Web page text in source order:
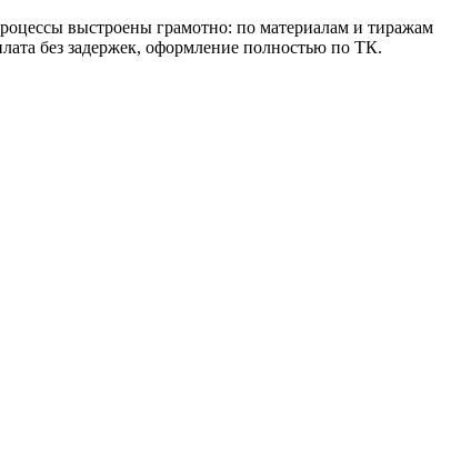
выстроены грамотно: по материалам и тиражам
без задержек, оформление полностью по ТК.